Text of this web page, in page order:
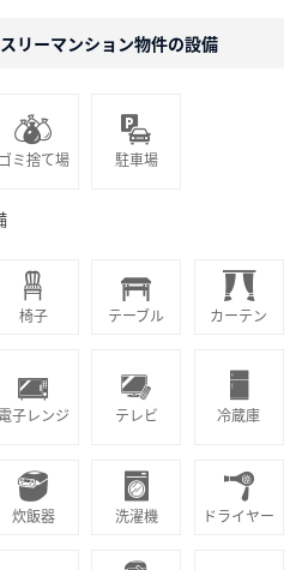
リーマンション物件の設備
ゴミ捨て場 駐車場
椅子 テーブル カーテン
電子レンジ テレビ 冷蔵庫
炊飯器 洗濯機 ドライヤー